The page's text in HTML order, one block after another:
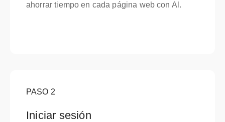
ahorrar tiempo en cada página web con Al.
PASO 2
Iniciar sesión